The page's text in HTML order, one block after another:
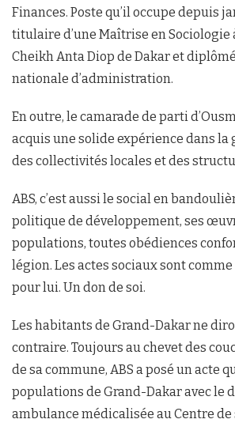
Finances. Poste qu’il occupe depuis
titulaire d’une Maîtrise en Sociologie
Cheikh Anta Diop de Dakar et diplômé
nationale d’administration.
En outre, le camarade de parti
acquis une solide expérience dans
des collectivités locales et des
ABS, c’est aussi le social en
politique de développement, ses
populations, toutes obédiences
légion. Les actes sociaux sont
pour lui. Un don de soi.
Les habitants de Grand-Dakar ne
contraire. Toujours au chevet des
de sa commune, ABS a posé un acte
populations de Grand-Dakar avec le
ambulance médicalisée au Centre de